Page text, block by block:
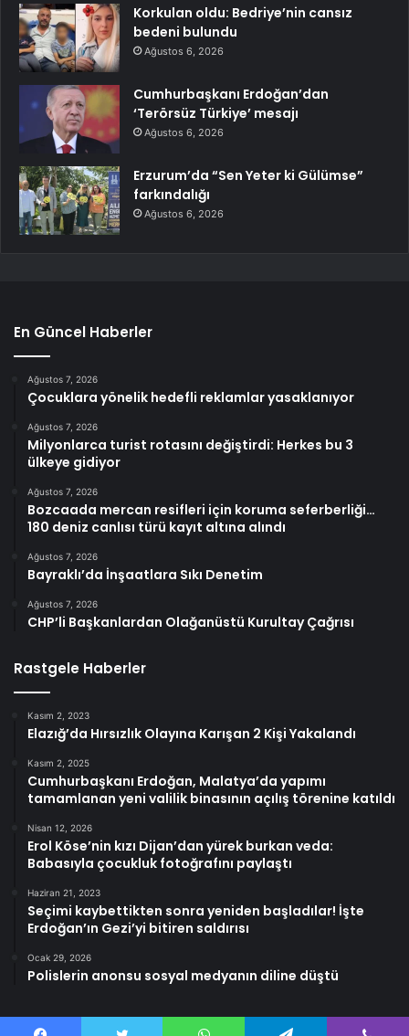
Korkulan oldu: Bedriye’nin cansız
bedeni bulundu
Ağustos 6, 2026
Cumhurbaşkanı Erdoğan’dan
‘Terörsüz Türkiye’ mesajı
Ağustos 6, 2026
Erzurum’da “Sen Yeter ki Gülümse”
farkındalığı
Ağustos 6, 2026
En Güncel Haberler
Ağustos 7, 2026
Çocuklara yönelik hedefli reklamlar yasaklanıyor
Ağustos 7, 2026
Milyonlarca turist rotasını değiştirdi: Herkes bu 3
ülkeye gidiyor
Ağustos 7, 2026
Bozcaada mercan resifleri için koruma seferberliği…
180 deniz canlısı türü kayıt altına alındı
Ağustos 7, 2026
Bayraklı’da İnşaatlara Sıkı Denetim
Ağustos 7, 2026
CHP’li Başkanlardan Olağanüstü Kurultay Çağrısı
Rastgele Haberler
Kasım 2, 2023
Elazığ’da Hırsızlık Olayına Karışan 2 Kişi Yakalandı
Kasım 2, 2025
Cumhurbaşkanı Erdoğan, Malatya’da yapımı
tamamlanan yeni valilik binasının açılış törenine katıldı
Nisan 12, 2026
Erol Köse’nin kızı Dijan’dan yürek burkan veda:
Babasıyla çocukluk fotoğrafını paylaştı
Haziran 21, 2023
Seçimi kaybettikten sonra yeniden başladılar! İşte
Erdoğan’ın Gezi’yi bitiren saldırısı
Ocak 29, 2026
Polislerin anonsu sosyal medyanın diline düştü